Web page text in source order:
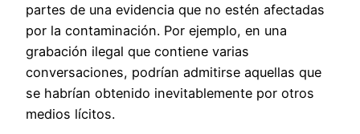
partes de una evidencia que no estén afectadas
por la contaminación. Por ejemplo, en una
grabación ilegal que contiene varias
conversaciones, podrían admitirse aquellas que
se habrían obtenido inevitablemente por otros
medios lícitos.